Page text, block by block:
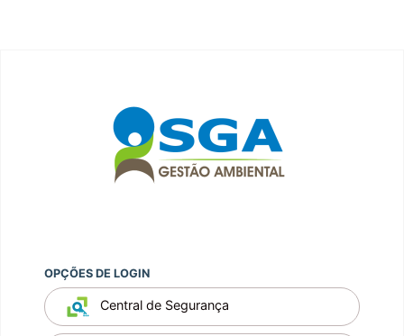
OPÇÕES DE LOGIN
Central de Segurança